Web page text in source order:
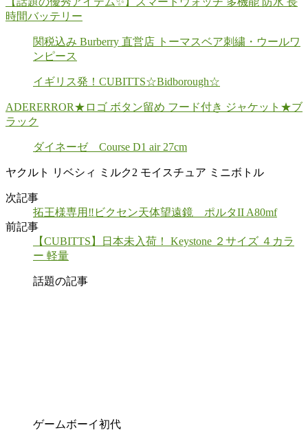
時間バッテリー
関税込み Burberry 直営店 トーマスベア刺繍・ウールワ
ンピース
イギリス発！CUBITTS☆Bidborough☆
ADERERROR★ロゴ ボタン留め フード付き ジャケット★ブ
ラック
ダイネーゼ Course D1 air 27cm
ヤクルト リベシィ ミルク2 モイスチュア ミニボトル
次記事
拓王様専用‼︎ビクセン天体望遠鏡 ポルタII A80mf
前記事
【CUBITTS】日本未入荷！ Keystone ２サイズ ４カラ
ー 軽量
話題の記事
ゲームボーイ初代